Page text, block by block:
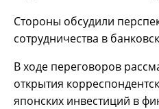
Стороны обсудили
сотрудничества в
В ходе переговоров
открытия
японских инвестиций в